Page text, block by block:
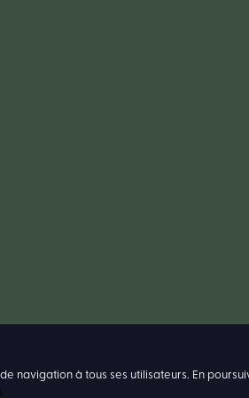
navigation à tous ses utilisateurs. En